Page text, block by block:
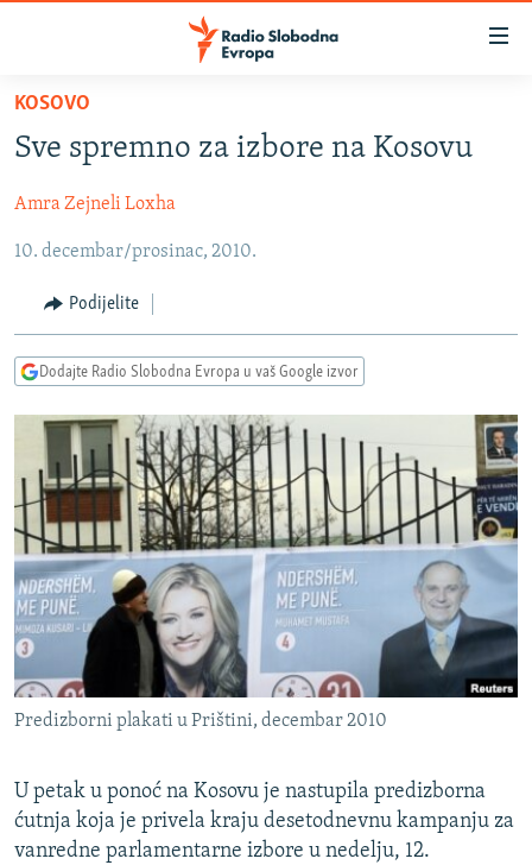
Pređite
glavni
Pređite
na
navigaciju
Pređite
na
pretragu
BOSNA I HERCEGOVINA
SRBIJA
KOSOVO
CRNA GORA
VIZUELNO
VIDEO
FOTOGALERIJE
INFOGRAFIKE
PODCASTI
RAT U UKRAJINI
KINA NA BALKANU
RSE PRIČE IZ SVIJETA
ISPRIČAJ MI
DNEVNO@RSE
SPECIJALI RSE
VIŠE OD NASLOVA
GENOCID U SREBRENICI
TV LIBERTY
POST SCRIPTUM
PRATITE NAS
Sve RFE/RL stranice
KOSOVO
Sve spremno za izbore na Kosovu
Amra Zejneli Loxha
10. decembar/prosinac, 2010.
Podijelite
Dodajte Radio Slobodna Evropa u vaš Google izvor
Predizborni plakati u Prištini, decembar 2010
U petak u ponoć na Kosovu je nastupila predizborna
ćutnja koja je privela kraju desetodnevnu kampanju za
vanredne parlamentarne izbore u nedelju, 12.